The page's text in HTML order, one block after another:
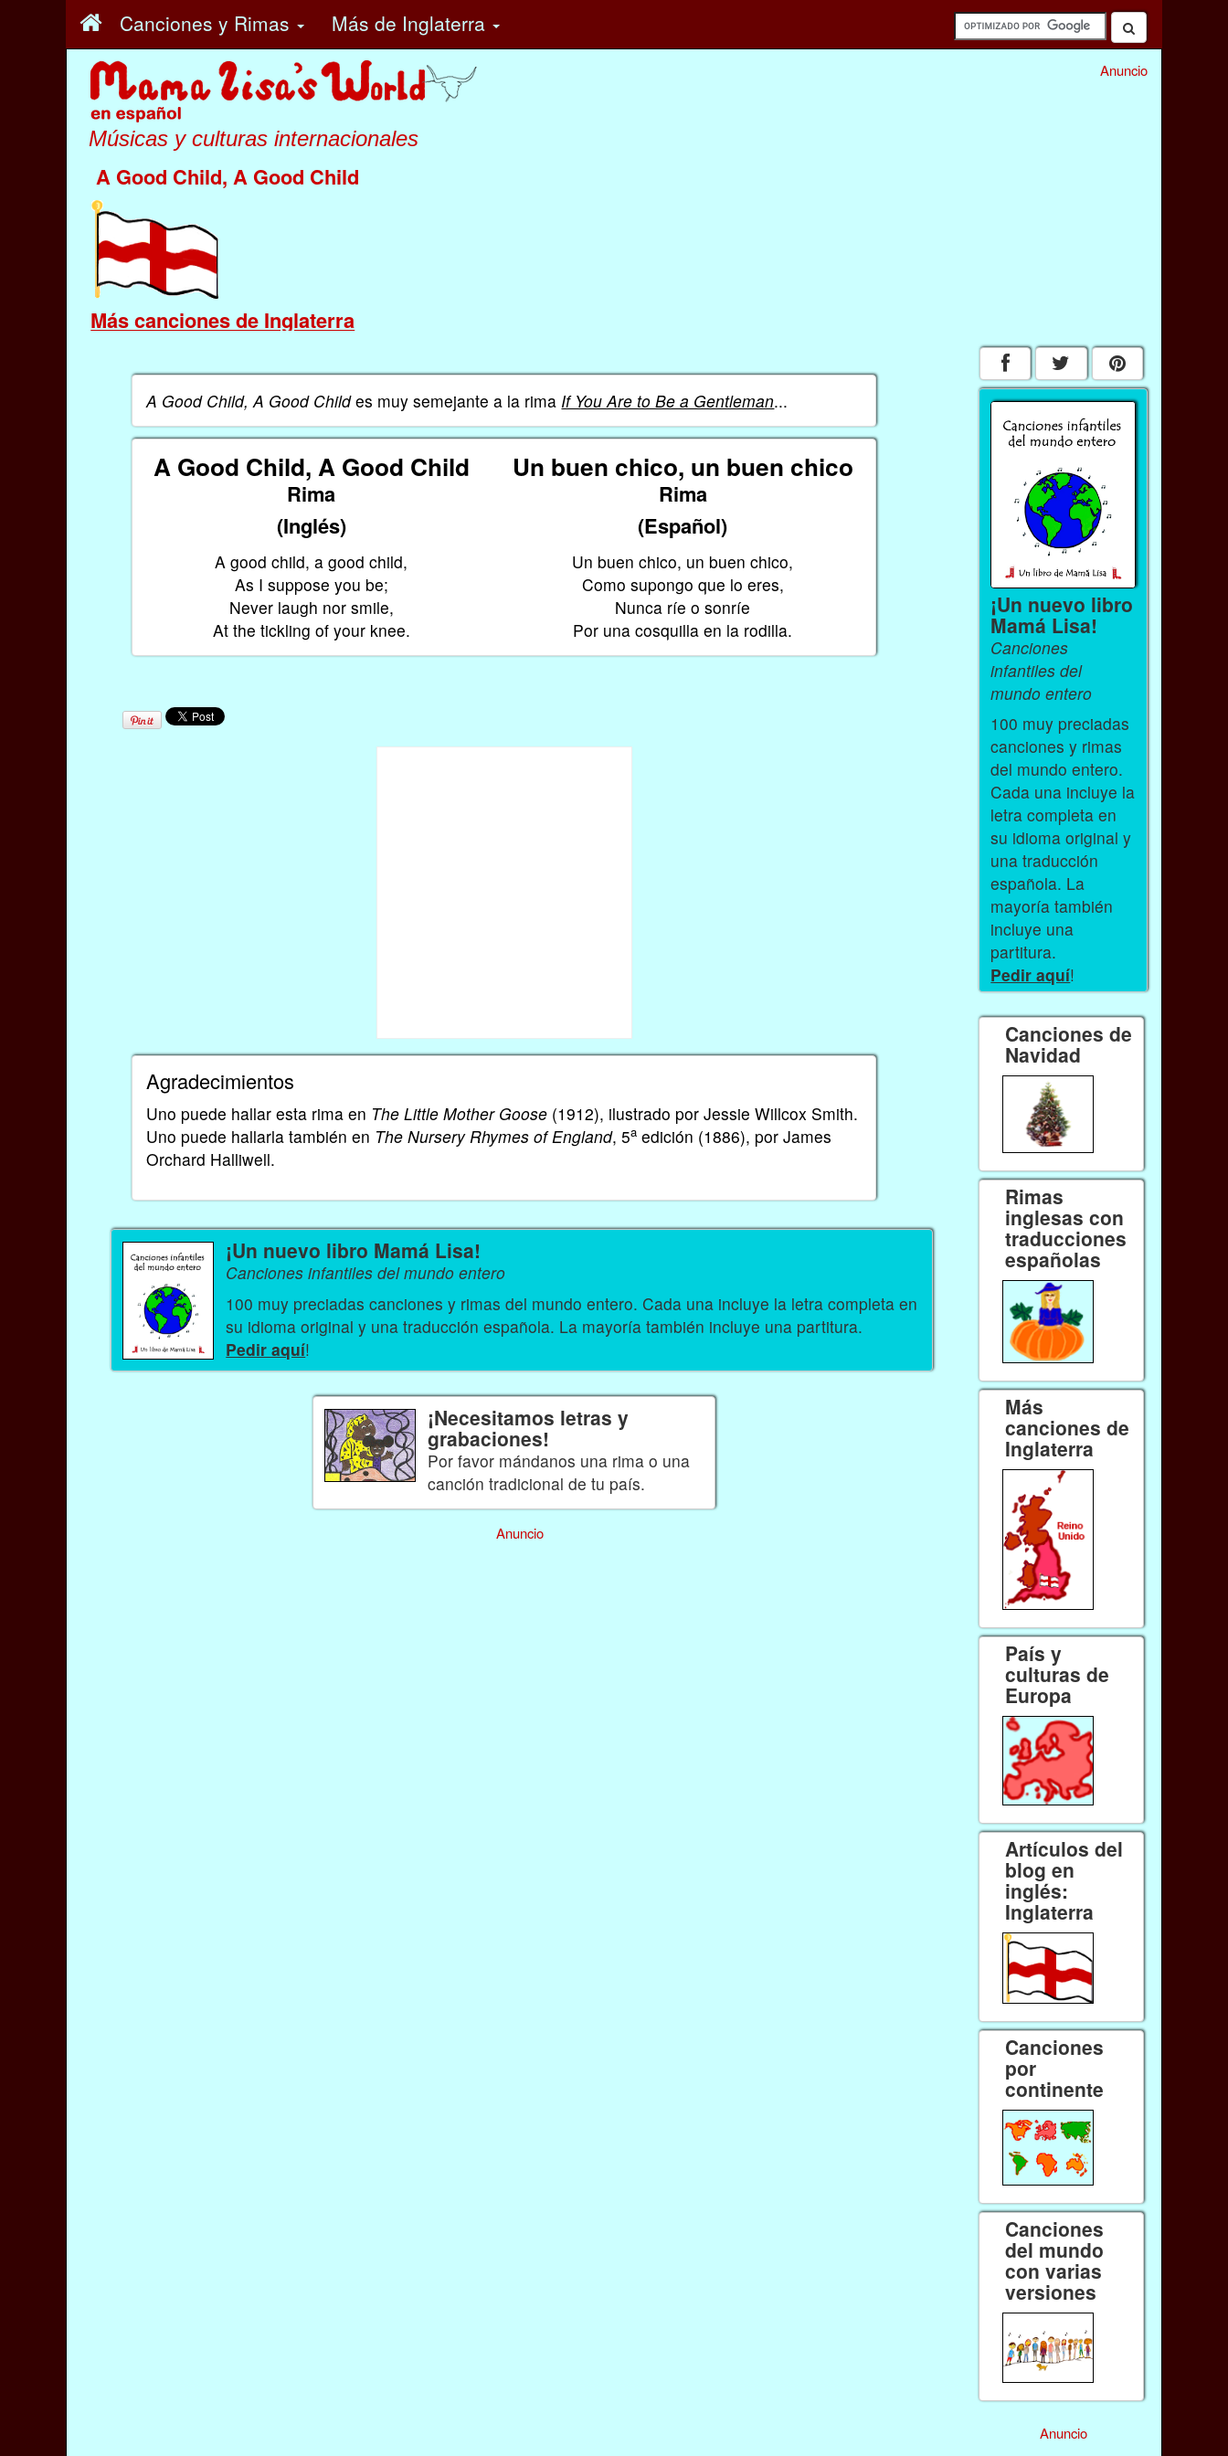
Canciones y Rimas Más de Inglaterra
Músicas y culturas internacionales
A Good Child, A Good Child
Más canciones de Inglaterra
Anuncio
A Good Child, A Good Childes muy semejante a la rima If You Are to Be a Gentleman...
A Good Child, A Good Child Un buen chico, un buen chico
Rima
Rima
(Inglés)
(Español)
A good child, a good child,
As I suppose you be;
Never laugh nor smile,
At the tickling of your knee.
Un buen chico, un buen chico,
Como supongo que lo eres,
Nunca ríe o sonríe
Por una cosquilla en la rodilla.
Agradecimientos
Uno puede hallar esta rima en The Little Mother Goose (1912), ilustrado por Jessie Willcox Smith.
Uno puede hallarla también en The Nursery Rhymes of England, 5a edición (1886), por James
Orchard Halliwell.
¡Un nuevo libro Mamá Lisa!
Canciones infantiles del mundo entero
100 muy preciadas canciones y rimas del mundo entero. Cada una incluye la letra completa en
su idioma original y una traducción española. La mayoría también incluye una partitura.
Pedir aquí!
¡Necesitamos letras y
grabaciones!
Por favor mándanos una rima o una
canción tradicional de tu país.
Anuncio
¡Un nuevo libro
Mamá Lisa!
Canciones
infantiles del
mundo entero
100 muy preciadas
canciones y rimas
del mundo entero.
Cada una incluye la
letra completa en
su idioma original y
una traducción
española. La
mayoría también
incluye una
partitura.
Pedir aquí!
Canciones de
Navidad
Rimas
inglesas con
traducciones
españolas
Más
canciones de
Inglaterra
País y
culturas de
Europa
Artículos del
blog en
inglés:
Inglaterra
Canciones
por
continente
Canciones
del mundo
con varias
versiones
Anuncio